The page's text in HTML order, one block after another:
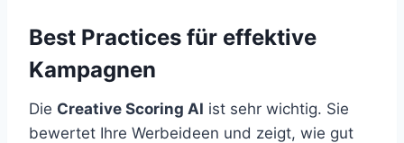
Best Practices für effektive
Kampagnen
Die Creative Scoring AI ist sehr wichtig. Sie
bewertet Ihre Werbeideen und zeigt, wie gut